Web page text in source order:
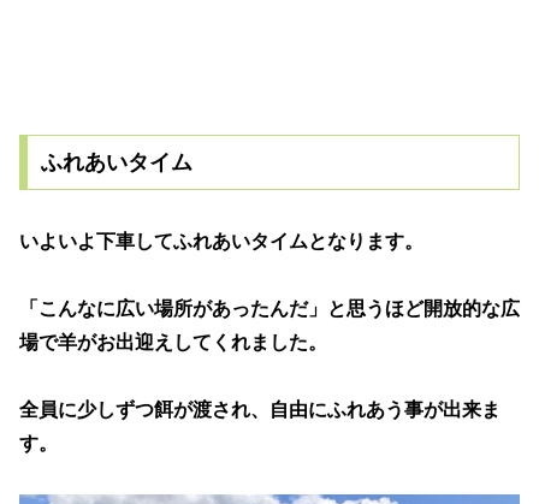
ふれあいタイム
いよいよ下車してふれあいタイムとなります。
「こんなに広い場所があったんだ」と思うほど開放的な広
場で羊がお出迎えしてくれました。
全員に少しずつ餌が渡され、自由にふれあう事が出来ま
す。